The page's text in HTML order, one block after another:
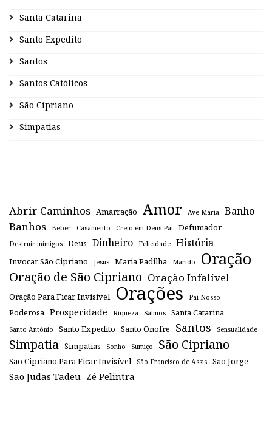
Santa Catarina
Santo Expedito
Santos
Santos Católicos
São Cipriano
Simpatias
Abrir Caminhos Amarração Amor Ave Maria Banho
Banhos Beber Casamento Creio em Deus Pai Defumador
Destruir inimigos Deus Dinheiro Felicidade História
Invocar São Cipriano Jesus Maria Padilha Marido Oração
Oração de São Cipriano Oração Infalível
Oração Para Ficar Invisível Orações Pai Nosso
Poderosa Prosperidade Riqueza Salmos Santa Catarina
Santo António Santo Expedito Santo Onofre Santos Sensualidade
Simpatia Simpatias Sonho Sumiço São Cipriano
São Cipriano Para Ficar Invisível São Francisco de Assis São Jorge
São Judas Tadeu Zé Pelintra